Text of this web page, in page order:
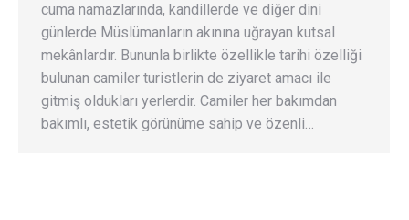
cuma namazlarında, kandillerde ve diğer dini
günlerde Müslümanların akınına uğrayan kutsal
mekânlardır. Bununla birlikte özellikle tarihi özelliği
bulunan camiler turistlerin de ziyaret amacı ile
gitmiş oldukları yerlerdir. Camiler her bakımdan
bakımlı, estetik görünüme sahip ve özenli…